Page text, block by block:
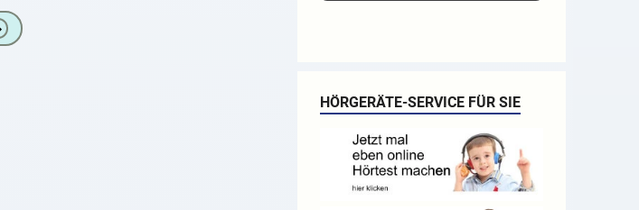
Bruckner hat
HÖRGERÄTE-SERVICE FÜR SIE